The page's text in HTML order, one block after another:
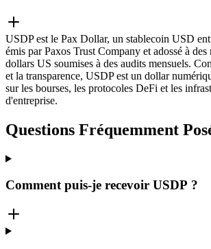
USDP est le Pax Dollar, un stablecoin USD
émis par Paxos Trust Company et adossé à des
dollars US soumises à des audits mensuels.
et la transparence, USDP est un dollar
sur les bourses, les protocoles DeFi et les
d'entreprise.
Questions Fréquemment
Comment puis-je recevoir USDP ?